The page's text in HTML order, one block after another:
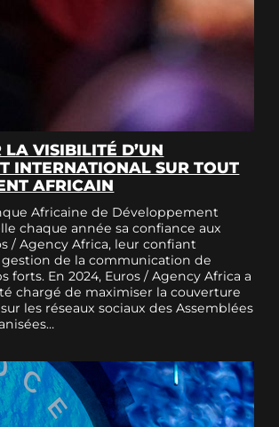
VISIBILITÉ D’UN
INTERNATIONAL SUR TOUT
AFRICAIN
Africaine de Développement
chaque année sa confiance aux
/ Agency Africa, leur confiant
de la communication de
forts. En 2024, Euros / Agency Africa a
chargé de maximiser la couverture
les réseaux sociaux des Assemblées